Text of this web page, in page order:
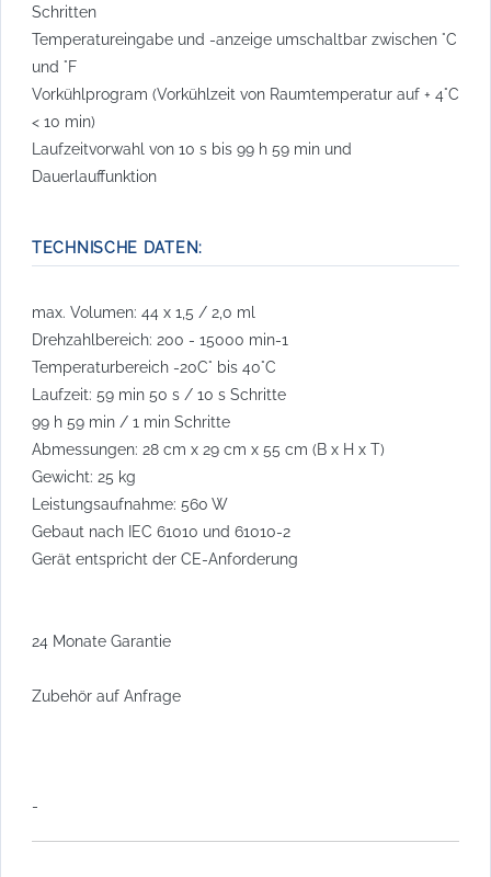
Schritten
Temperatureingabe und -anzeige umschaltbar zwischen °C
und °F
Vorkühlprogram (Vorkühlzeit von Raumtemperatur auf + 4°C
< 10 min)
Laufzeitvorwahl von 10 s bis 99 h 59 min und
Dauerlauffunktion
TECHNISCHE DATEN:
max. Volumen: 44 x 1,5 / 2,0 ml
Drehzahlbereich: 200 - 15000 min-1
Temperaturbereich -20C° bis 40°C
Laufzeit: 59 min 50 s / 10 s Schritte
99 h 59 min / 1 min Schritte
Abmessungen: 28 cm x 29 cm x 55 cm (B x H x T)
Gewicht: 25 kg
Leistungsaufnahme: 560 W
Gebaut nach IEC 61010 und 61010-2
Gerät entspricht der CE-Anforderung
24 Monate Garantie
Zubehör auf Anfrage
-